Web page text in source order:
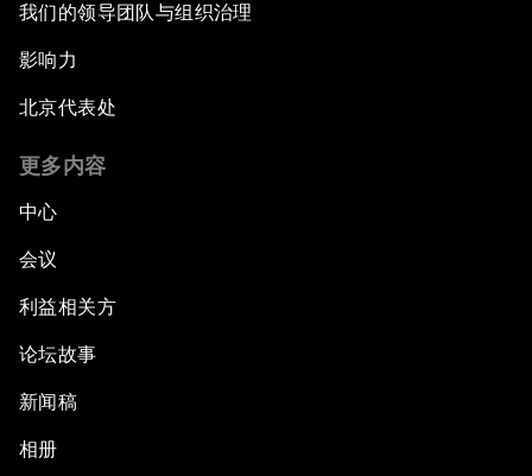
我们的领导团队与组织治理
影响力
北京代表处
更多内容
中心
会议
利益相关方
论坛故事
新闻稿
相册